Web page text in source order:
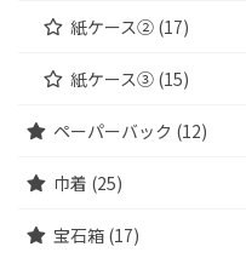
紙ケース② (17)
紙ケース③ (15)
ペーパーバック (12)
巾着 (25)
宝石箱 (17)